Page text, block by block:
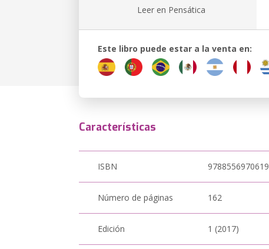
Leer en Pensática
Este libro puede estar a la venta en:
Características
ISBN 9788556970619
Número de páginas 162
Edición 1 (2017)